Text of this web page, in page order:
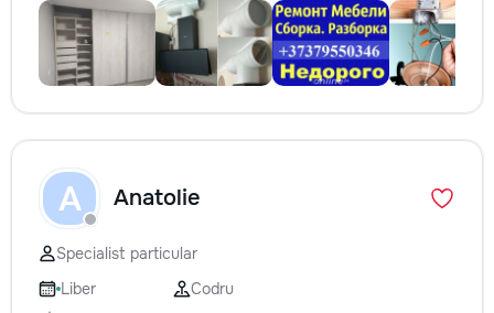
A Anatolie
Specialist particular
Liber
Codru